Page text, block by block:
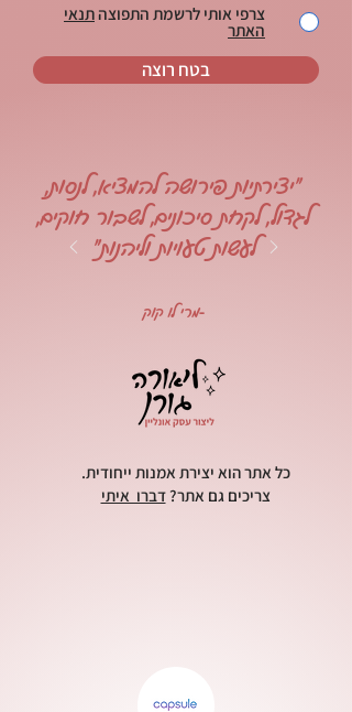
צרפי אותי לרשמת התפוצהתנאי
האתר
בטח רוצה
כל אתר הוא יצירת אמנות ייחודית.
צריכים גם אתר?דברו איתי
"יצירתיות פירושה להמציא, לנסות,
לגדול, לקחת סיכונים, לשבור חוקים,
לעשות טעויות וליהנות"
-מרי לו קוק